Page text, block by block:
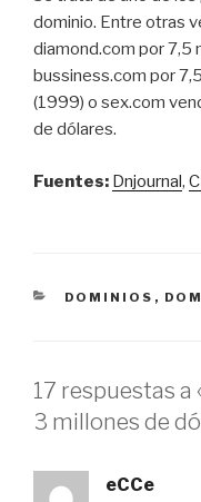
dominio. Entre otras
diamond.com por 7,5
bussiness.com por
(1999) o sex.com
de dólares.
Fuentes: Dnjournal,
CATEGORÍAS
DOMINIOS ,
17 respuestas
3 millones de
eCCe